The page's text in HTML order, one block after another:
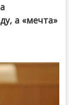
а «мечта»